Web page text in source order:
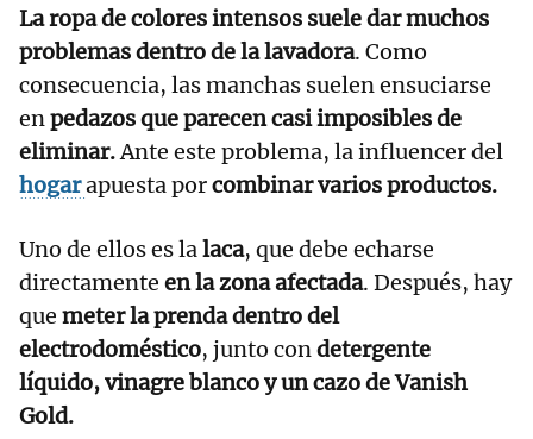
La ropa de colores intensos suele dar muchos
problemas dentro de la lavadora. Como
consecuencia, las manchas suelen ensuciarse
enpedazos que parecen casi imposibles de
eliminar.Ante este problema, la influencer del
hogarapuesta porcombinar varios productos.
Uno de ellos es lalaca, que debe echarse
directamente en la zona afectada. Después, hay
que meter la prenda dentro del
electrodoméstico, junto condetergente
líquido, vinagre blanco y un cazo de Vanish
Gold.